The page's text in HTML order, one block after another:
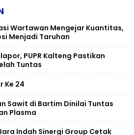
Wartawan Mengejar Kuantitas,
Menjadi Taruhan
PUPR Kalteng Pastikan
Tuntas
Ke 24
Sawit di Bartim Dinilai Tuntas
Plasma
Indah Sinergi Group Cetak